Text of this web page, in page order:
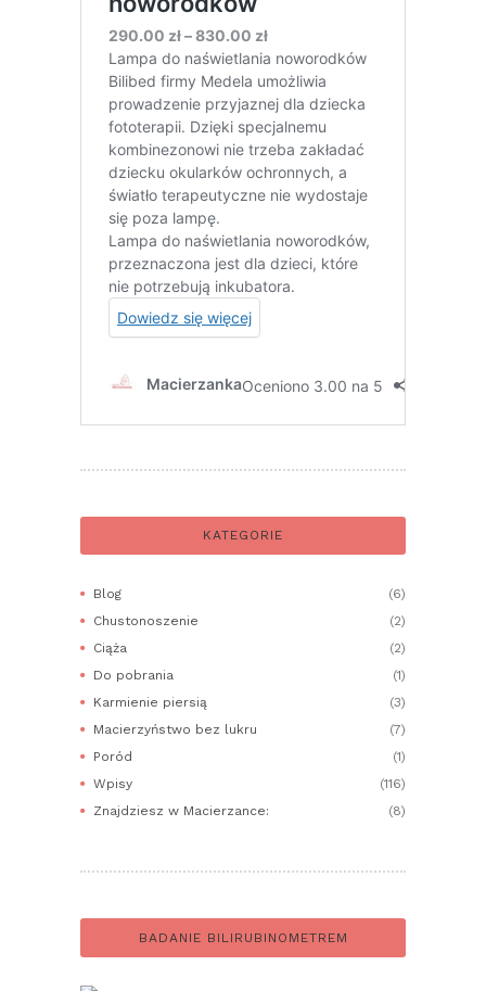
KATEGORIE
Blog
(6)
Chustonoszenie
(2)
Ciąża
(2)
Do pobrania
(1)
Karmienie piersią
(3)
Macierzyństwo bez lukru
(7)
Poród
(1)
Wpisy
(116)
Znajdziesz w Macierzance:
(8)
BADANIE BILIRUBINOMETREM